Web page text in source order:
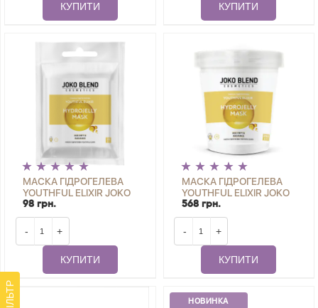
ФІЛЬТР
КУПИТИ КУПИТИ
МАСКА ГІДРОГЕЛЕВА
YOUTHFUL ELIXIR JOKO
BLEND 20 Г
98 грн.
- +
КУПИТИ
МАСКА ГІДРОГЕЛЕВА
YOUTHFUL ELIXIR JOKO
BLEND 200 Г
568 грн.
- +
КУПИТИ
НОВИНКА